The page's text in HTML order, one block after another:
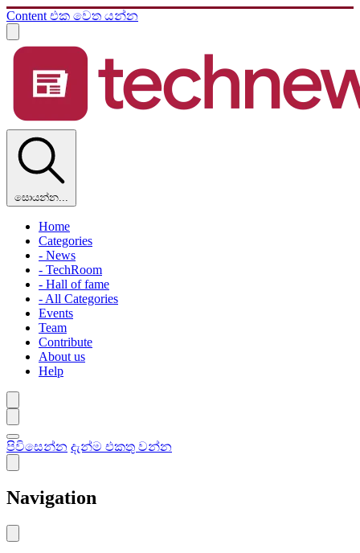
Content එක වෙත යන්න
සොයන්න...
Home
Categories
- News
- TechRoom
- Hall of fame
- All Categories
Events
Team
Contribute
About us
Help
පිවිසෙන්න දැන්ම එකතු වන්න
Navigation